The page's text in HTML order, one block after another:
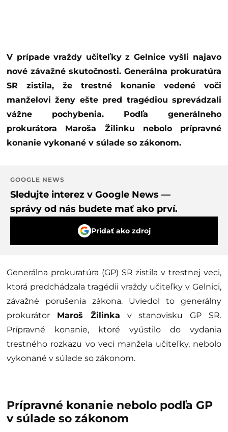
V prípade vraždy učiteľky z Gelnice vyšli najavo
nové závažné skutočnosti. Generálna prokuratúra
SR zistila, že trestné konanie vedené voči
manželovi ženy ešte pred tragédiou sprevádzali
vážne pochybenia. Podľa generálneho
prokurátora Maroša Žilinku nebolo prípravné
konanie vykonané v súlade so zákonom.
GOOGLE NEWS
Sledujte interez v Google News —
správy od nás budete mať ako prví.
Pridať ako zdroj
Generálna prokuratúra (GP) SR zistila v trestnej veci,
ktorá predchádzala tragédii vraždy učiteľky v Gelnici,
závažné porušenia zákona. Uviedol to generálny
prokurátor Maroš Žilinka v stanovisku GP SR.
Prípravné konanie, ktoré vyústilo do vydania
trestného rozkazu vo veci manžela učiteľky, nebolo
vykonané v súlade so zákonom.
Prípravné konanie nebolo podľa GP
v súlade so zákonom